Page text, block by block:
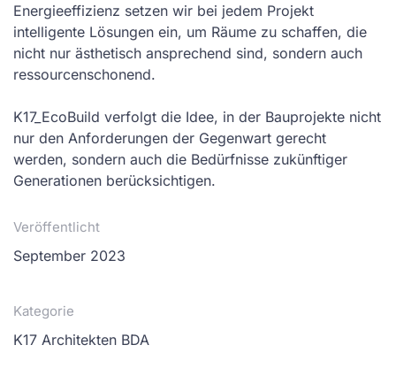
Energieeffizienz setzen wir bei jedem Projekt
intelligente Lösungen ein, um Räume zu schaffen, die
nicht nur ästhetisch ansprechend sind, sondern auch
ressourcenschonend.
K17_EcoBuild verfolgt die Idee, in der Bauprojekte nicht
nur den Anforderungen der Gegenwart gerecht
werden, sondern auch die Bedürfnisse zukünftiger
Generationen berücksichtigen.
Veröffentlicht
September 2023
Kategorie
K17 Architekten BDA